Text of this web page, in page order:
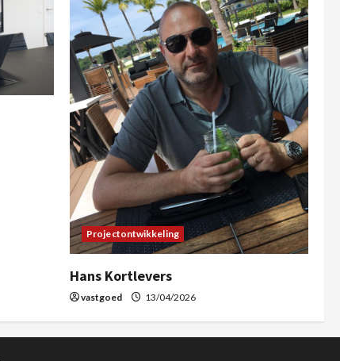
Projectontwikkeling
Hans Kortlevers
vastgoed 13/04/2026